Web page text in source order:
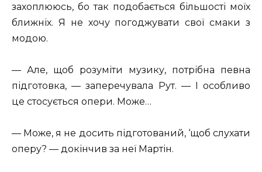
захоплююсь, бо так подобається більшості моїх
ближніх. Я не хочу погоджувати свої смаки з
модою.
— Але, щоб розуміти музику, потрібна певна
підготовка, — заперечувала Рут. — І особливо
це стосується опери. Може…
— Може, я не досить підготований, ‘щоб слухати
оперу? — докінчив за неї Мартін.